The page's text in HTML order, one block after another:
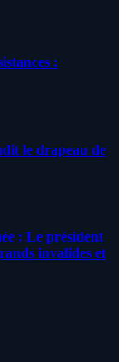
:
le drapeau de
: Le président
invalides et